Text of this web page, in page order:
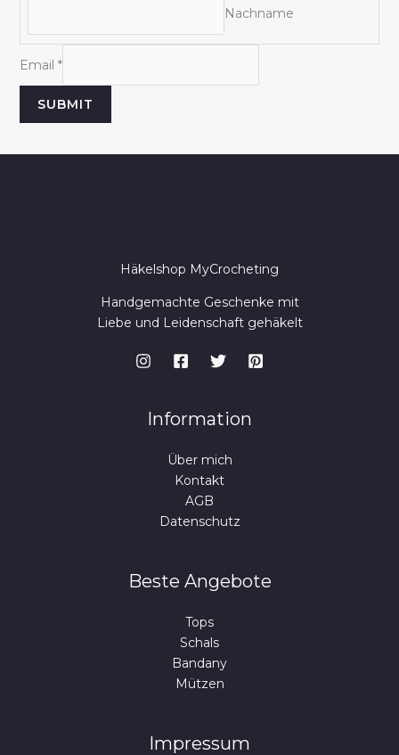
m
a
Nachname
Email *
SUBMIT
Häkelshop MyCrocheting
Handgemachte Geschenke mit
Liebe und Leidenschaft gehäkelt
Information
Über mich
Kontakt
AGB
Datenschutz
Beste Angebote
Tops
Schals
Bandany
Mützen
Impressum